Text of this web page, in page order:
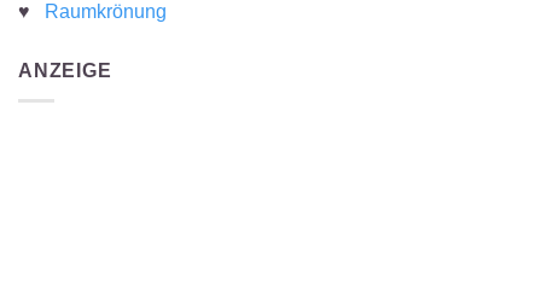
♥
Raumkrönung
ANZEIGE